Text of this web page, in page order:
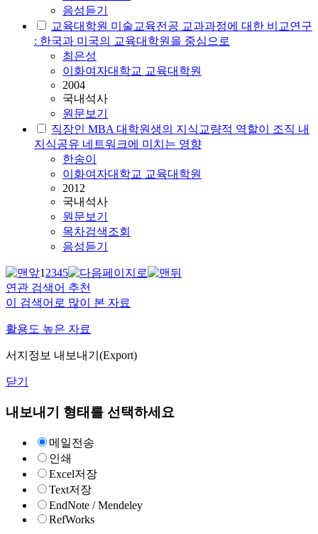
음성듣기
교육대학원 미술교육전공 교과과정에 대한 비교연구
: 한국과 미국의 교육대학원을 중심으로
최은성
이화여자대학교 교육대학원
2004
국내석사
원문보기
직장인 MBA 대학원생의 지식교량적 역할이 조직 내
지식공유 네트워크에 미치는 영향
한송이
이화여자대학교 교육대학원
2012
국내석사
원문보기
목차검색조회
음성듣기
12345
연관 검색어 추천
이 검색어로 많이 본 자료
활용도 높은 자료
서지정보 내보내기(Export)
닫기
내보내기 형태를 선택하세요
메일전송
인쇄
Excel저장
Text저장
EndNote / Mendeley
RefWorks